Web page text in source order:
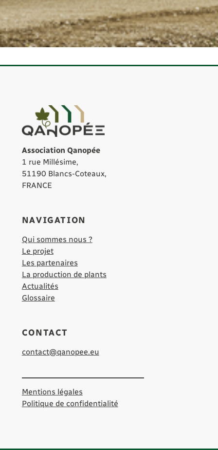
Association Qanopée
1 rue Millésime,
51190 Blancs-Coteaux,
FRANCE
NAVIGATION
Qui sommes nous ?
Le projet
Les partenaires
La production de plants
Actualités
Glossaire
CONTACT
contact@qanopee.eu
Mentions légales
Politique de confidentialité